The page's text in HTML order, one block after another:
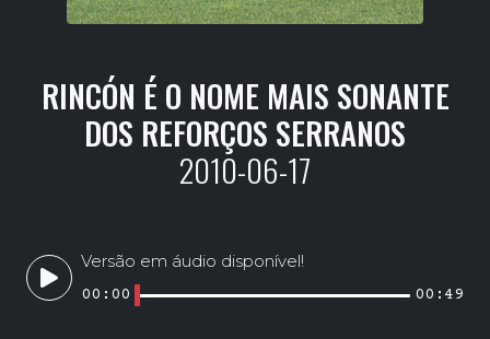
RINCÓN É O NOME MAIS SONANTE
DOS REFORÇOS SERRANOS
2010-06-17
Versão em áudio disponível!
00:00 00:49